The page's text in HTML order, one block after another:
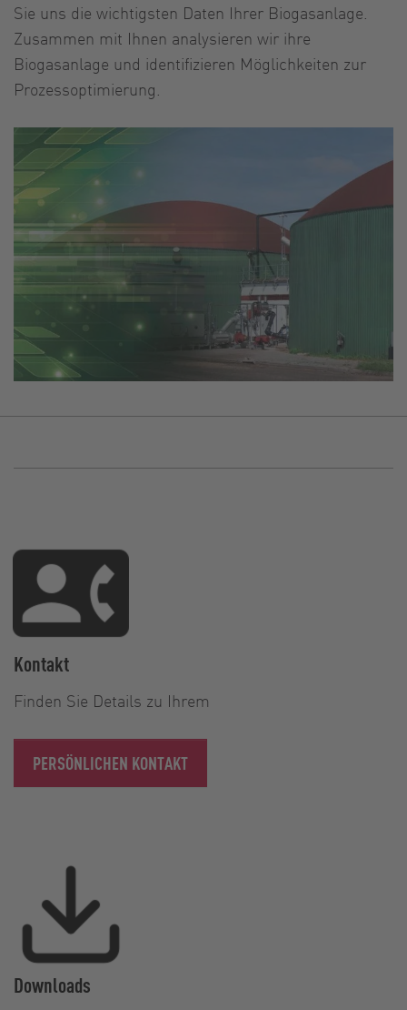
Sie uns die wichtigsten Daten Ihrer Biogasanlage.
Zusammen mit Ihnen analysieren wir ihre
Biogasanlage und identifizieren Möglichkeiten zur
Prozessoptimierung.
Kontakt
Finden Sie Details zu Ihrem
PERSÖNLICHEN KONTAKT
Downloads